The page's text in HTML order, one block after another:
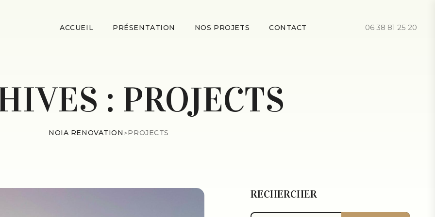
ACCUEIL PRÉSENTATION NOS PROJETS CONTACT 06 38 81 25 20
: PROJECTS
NOIA RENOVATION>PROJECTS
RECHERCHER